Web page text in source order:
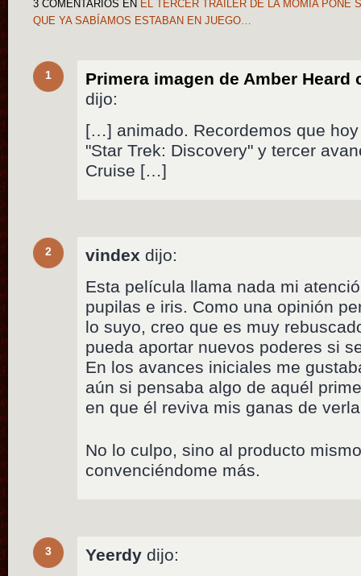
3 COMENTARIOS EN EL TERCER TRAILER DE LA MOMIA PONE
QUE YA SABÍAMOS ESTABAN EN JUEGO…
1
Primera imagen de Amber Heard
dijo:
[…] animado. Recordemos que
"Star Trek: Discovery" y tercer
Cruise […]
2 vindex dijo:
Esta película llama nada mi
pupilas e iris. Como una opinión
lo suyo, creo que es muy
pueda aportar nuevos poderes si
En los avances iniciales me
aún si pensaba algo de aquél
en que él reviva mis ganas de
No lo culpo, sino al producto
convenciéndome más.
3 Yeerdy dijo: